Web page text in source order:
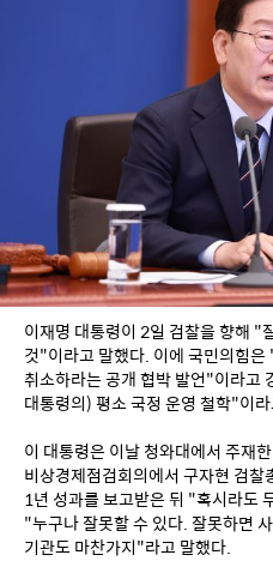
이재명 대통령이 2일 검찰을 향해 "
것"이라고 말했다. 이에 국민의힘
취소하라는 공개 협박 발언"이라고
대통령의) 평소 국정 운영 철학"이
이 대통령은 이날 청와대에서 주재
비상경제점검회의에서 구자현 검
1년 성과를 보고받은 뒤 "혹시라도
"누구나 잘못할 수 있다. 잘못하면
기관도 마찬가지"라고 말했다.